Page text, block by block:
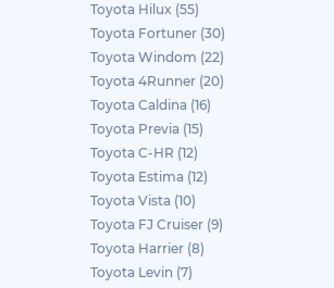
Toyota Hilux (55)
Toyota Fortuner (30)
Toyota Windom (22)
Toyota 4Runner (20)
Toyota Caldina (16)
Toyota Previa (15)
Toyota C-HR (12)
Toyota Estima (12)
Toyota Vista (10)
Toyota FJ Cruiser (9)
Toyota Harrier (8)
Toyota Levin (7)